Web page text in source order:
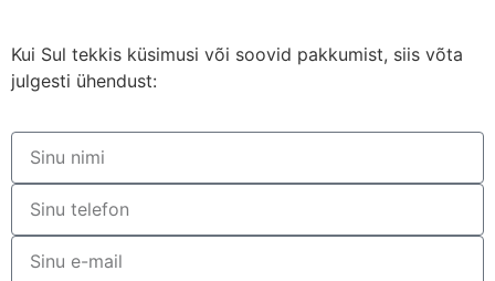
Kui Sul tekkis küsimusi või soovid pakkumist, siis võta
julgesti ühendust: